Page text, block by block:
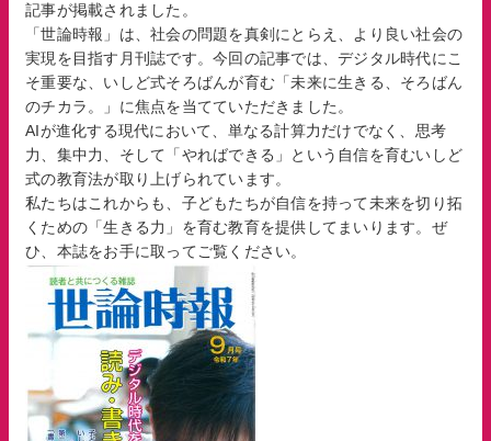
白井そろばん博物館
プライバシーポリシー
メールでの
お問い合わせ
電話での
お問い合わせ
記事が掲載されました。
「世論時報」は、社会の問題を真剣にとらえ、より良い社会の
実現を目指す月刊誌です。今回の記事では、デジタル時代にこ
そ重要な、いしど式そろばんが育む「未来に生きる、そろばん
のチカラ。」に焦点を当てていただきました。
AIが進化する現代において、単なる計算力だけでなく、思考
力、集中力、そして「やればできる」という自信を育むいしど
式の教育法が取り上げられています。
私たちはこれからも、子どもたちが自信を持って未来を切り拓
くための「生きる力」を育む教育を提供してまいります。ぜ
ひ、本誌をお手に取ってご覧ください。